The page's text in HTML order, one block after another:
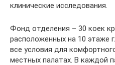
клинические исследования.
Фонд отделения – 30 коек
расположенных на 10 этаже
все условия для
местных палатах. В каждой